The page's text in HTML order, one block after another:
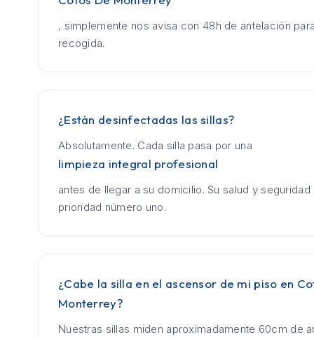
, simplemente nos avisa con 48h de antelación
recogida.
¿Están desinfectadas las sillas?
Absolutamente. Cada silla pasa por una
limpieza integral profesional
antes de llegar a su domicilio. Su salud y seguridad
prioridad número uno.
¿Cabe la silla en el ascensor de mi piso en
Monterrey?
Nuestras sillas miden aproximadamente 60cm de